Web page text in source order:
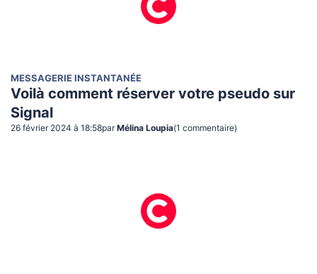
MESSAGERIE INSTANTANÉE
Voilà comment réserver votre pseudo sur
Signal
26 février 2024 à 18:58par Mélina Loupia(1 commentaire)